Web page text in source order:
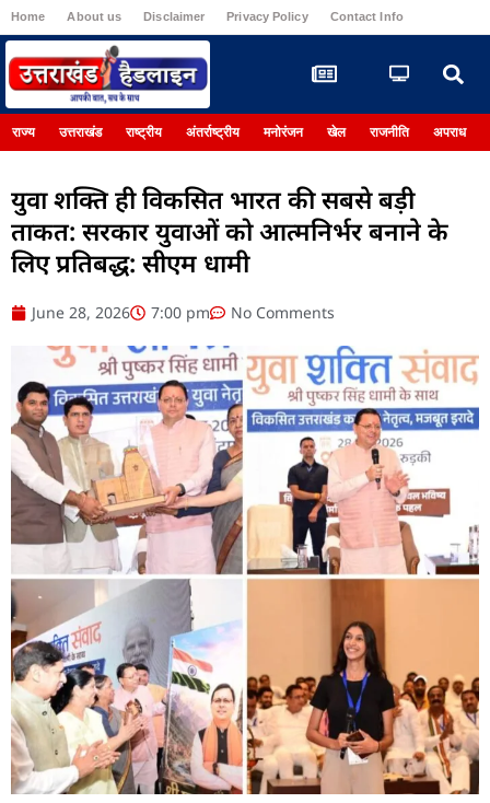
Home About us Disclaimer Privacy Policy Contact Info
राज्य उत्तराखंड राष्ट्रीय अंतर्राष्ट्रीय मनोरंजन खेल राजनीति अपराध
युवा शक्ति ही विकसित भारत की सबसे बड़ी
ताकत: सरकार युवाओं को आत्मनिर्भर बनाने के
लिए प्रतिबद्ध: सीएम धामी
June 28, 2026 7:00 pm No Comments